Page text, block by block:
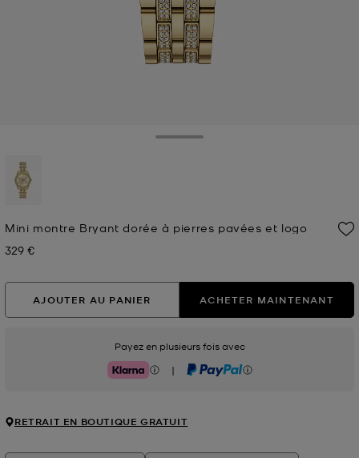
Mini montre Bryant dorée à pierres pavées et logo
Prix actuel
329 €
AJOUTER AU PANIER ACHETER MAINTENANT
Payez en plusieurs fois avec
Klarna | PayPal
RETRAIT EN BOUTIQUE GRATUIT